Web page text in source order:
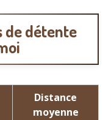
de détente
Distance
moyenne